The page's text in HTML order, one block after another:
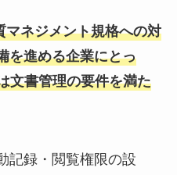
ネジメント規格への対
を進める企業にとっ
文書管理の要件を満た
記録・閲覧権限の設